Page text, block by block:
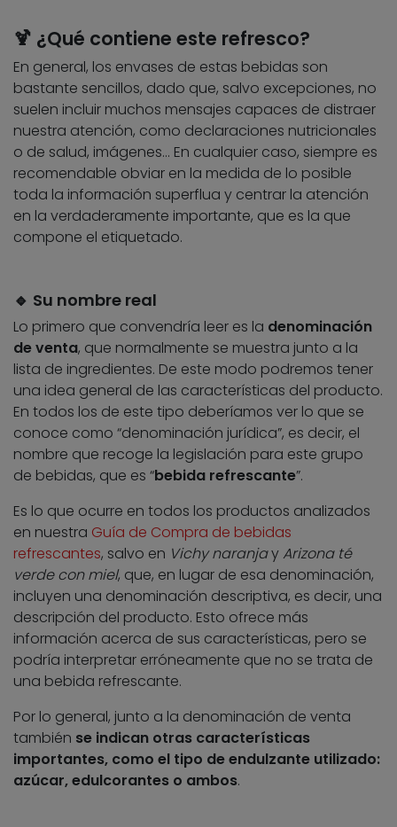
🍹 ¿Qué contiene este refresco?
En general, los envases de estas bebidas son
bastante sencillos, dado que, salvo excepciones, no
suelen incluir muchos mensajes capaces de distraer
nuestra atención, como declaraciones nutricionales
o de salud, imágenes… En cualquier caso, siempre es
recomendable obviar en la medida de lo posible
toda la información superflua y centrar la atención
en la verdaderamente importante, que es la que
compone el etiquetado.
🔹 Su nombre real
Lo primero que convendría leer es la denominación
de venta, que normalmente se muestra junto a la
lista de ingredientes. De este modo podremos tener
una idea general de las características del producto.
En todos los de este tipo deberíamos ver lo que se
conoce como “denominación jurídica”, es decir, el
nombre que recoge la legislación para este grupo
de bebidas, que es “bebida refrescante”.
Es lo que ocurre en todos los productos analizados
en nuestra Guía de Compra de bebidas
refrescantes, salvo en Vichy naranjay Arizona té
verde con miel, que, en lugar de esa denominación,
incluyen una denominación descriptiva, es decir, una
descripción del producto. Esto ofrece más
información acerca de sus características, pero se
podría interpretar erróneamente que no se trata de
una bebida refrescante.
Por lo general, junto a la denominación de venta
también se indican otras características
importantes, como el tipo de endulzante utilizado:
azúcar, edulcorantes o ambos.